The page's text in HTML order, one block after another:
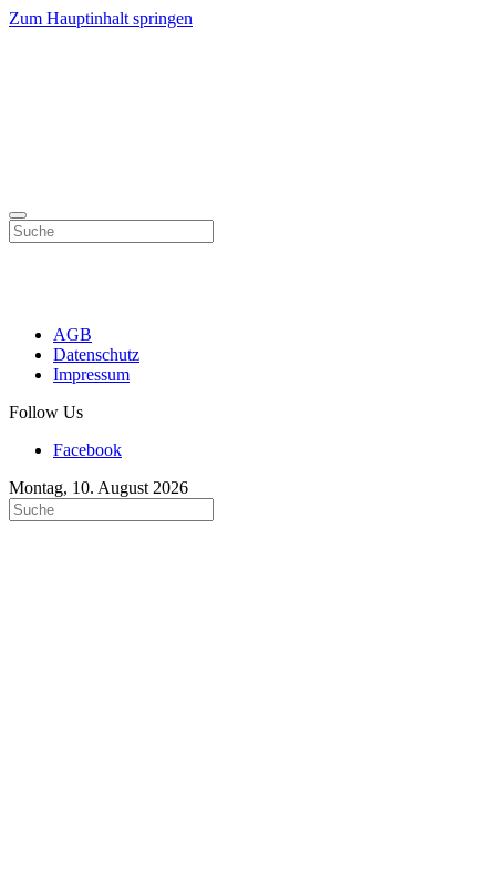
Zum Hauptinhalt springen
AGB
Datenschutz
Impressum
Follow Us
Facebook
Montag, 10. August 2026